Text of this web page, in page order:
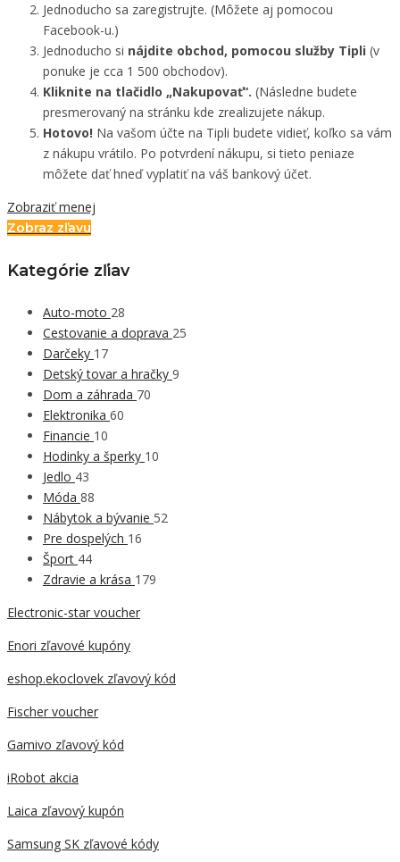
Jednoducho sa zaregistrujte. (Môžete aj pomocou
Facebook-u.)
Jednoducho si nájdite obchod, pomocou služby Tipli (v
ponuke je cca 1 500 obchodov).
Kliknite na tlačidlo „Nakupovať“. (Následne budete
presmerovaný na stránku kde zrealizujete nákup.
Hotovo! Na vašom účte na Tipli budete vidieť, koľko sa vám
z nákupu vrátilo. Po potvrdení nákupu, si tieto peniaze
môžete dať hneď vyplatiť na váš bankový účet.
Zobraziť menej
Zobraz zľavu
Kategórie zľiav
Auto-moto 28
Cestovanie a doprava 25
Darčeky 17
Detský tovar a hračky 9
Dom a záhrada 70
Elektronika 60
Financie 10
Hodinky a šperky 10
Jedlo 43
Móda 88
Nábytok a bývanie 52
Pre dospelých 16
Šport 44
Zdravie a krása 179
Electronic-star voucher
Enori zľavové kupóny
eshop.ekoclovek zľavový kód
Fischer voucher
Gamivo zľavový kód
iRobot akcia
Laica zľavový kupón
Samsung SK zľavové kódy